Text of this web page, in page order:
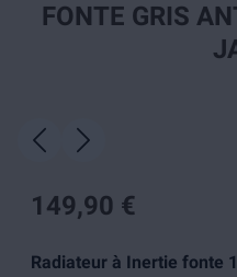
FONTE GRIS
149,90 €
Radiateur à Inertie fonte